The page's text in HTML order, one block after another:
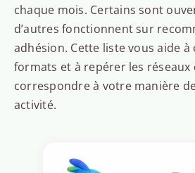
chaque mois. Certains sont
d’autres fonctionnent sur
adhésion. Cette liste vous aide à
formats et à repérer les réseaux
correspondre à votre manière
activité.